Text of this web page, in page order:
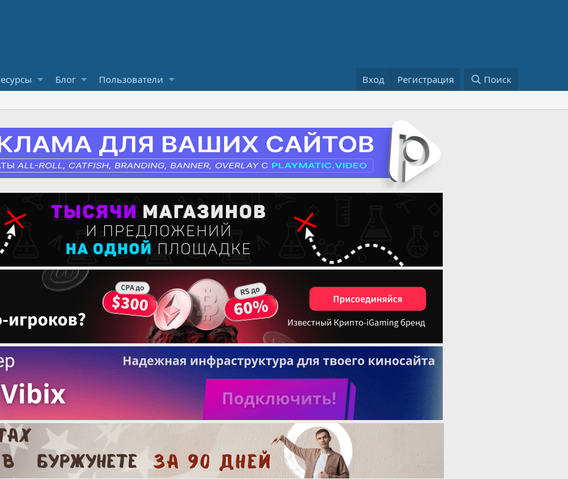
Блог Пользователи Вход Регистрация Поиск